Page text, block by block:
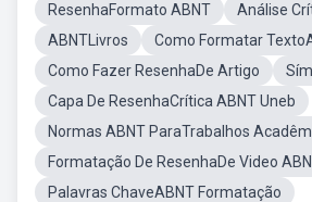
ResenhaFormato ABNT
Análise
ABNTLivros
Como Formatar
Como Fazer ResenhaDe Artigo
Capa De ResenhaCrítica ABNT Uneb
Normas ABNT ParaTrabalhos
Formatação De ResenhaDe Video
Palavras ChaveABNT Formatação